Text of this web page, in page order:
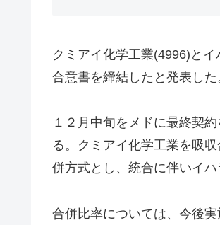
クミアイ化学工業(4996)と
合意書を締結したと発表した
１２月中旬をメドに最終契
る。クミアイ化学工業を吸
併方式とし、統合に伴いイ
合併比率については、今後